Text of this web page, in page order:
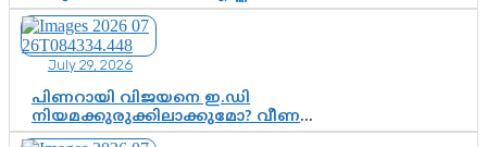
മണ്ഡലങ്ങളിൽ പ്രമുഖരെ ഇറക്കി
കേന്ദ്രനേതൃത്വം, തിരുവനന്തപുരത്ത്
രാജീവ് ചന്ദ്രശേഖർ, ആറ്റിങ്ങലിൽ
കെ. സുരേന്ദ്രൻ; ആലപ്പുഴയിൽ
ശോഭാ സുരേന്ദ്രൻ..
July 29, 2026
പിണറായി വിജയനെ ഇ.ഡി
നിയമക്കുരുക്കിലാക്കുമോ? വീണ
വിജയൻ മാപ്പുസാക്ഷിയാകുമോ?